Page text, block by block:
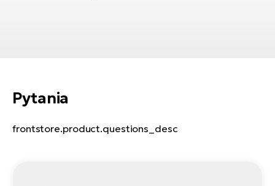
Pytania
frontstore.product.questions_desc